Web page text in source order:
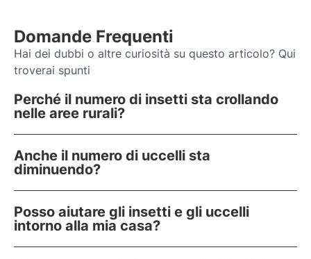
Domande Frequenti
Hai dei dubbi o altre curiosità su questo articolo? Qui
troverai spunti
Perché il numero di insetti sta crollando
nelle aree rurali?
Anche il numero di uccelli sta
diminuendo?
Posso aiutare gli insetti e gli uccelli
intorno alla mia casa?